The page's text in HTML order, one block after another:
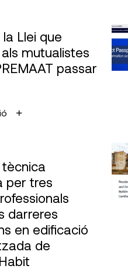
Llei que
mutualistes
passar
tècnica
per tres
darreres
en edificació
de